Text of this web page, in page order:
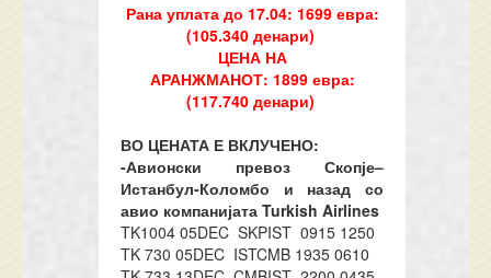
Рана уплата до 17.04: 1699 евра:
(105.340денари)
ЦЕНА НА
АРАНЖМАНОТ: 1899евра:
(117.740денари)
ВО ЦЕНАТА Е ВКЛУЧЕНО:
-Авионски превоз Скопје–
Истанбул-Коломбо и назад со
авио компанијатаTurkish Airlines
TK1004 05DEC SKPIST 0915 1250
TK 730 05DEC ISTCMB 1935 0610